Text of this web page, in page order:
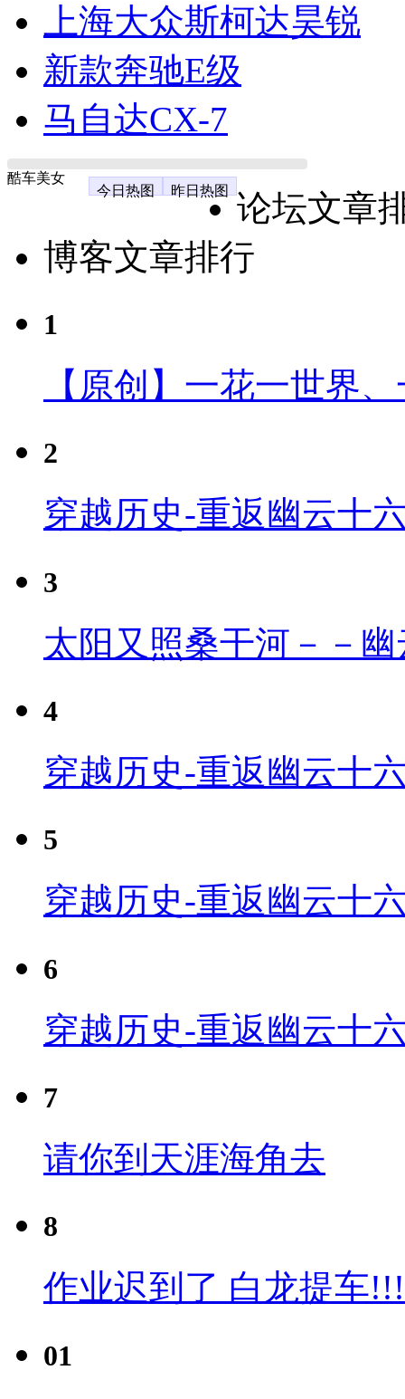
上海大众斯柯达昊锐
新款奔驰E级
马自达CX-7
酷车美女
今日热图
昨日热图
论坛文章
博客文章排行
1
【原创】一花一世界
2
穿越历史-重返幽云十
3
太阳又照桑干河－－
4
穿越历史-重返幽云十
5
穿越历史-重返幽云十
6
穿越历史-重返幽云十
7
请你到天涯海角去
8
作业迟到了 白龙提车
01